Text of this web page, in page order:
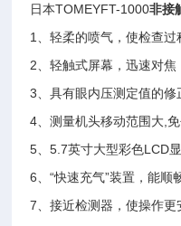
日本TOMEYFT-1000非接
1、轻柔的喷气，使检查过
2、轻触式屏幕，迅速对焦
3、具有眼内压测定值的
4、测量机头移动范围大,
5、5.7英寸大型彩色LCD
6、“快速充气”装置，能顺
7、接近检测器，使操作更